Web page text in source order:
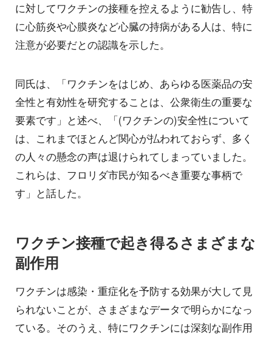
に対してワクチンの接種を控えるように勧告し、特
に心筋炎や心膜炎など心臓の持病がある人は、特に
注意が必要だとの認識を示した。
同氏は、「ワクチンをはじめ、あらゆる医薬品の安
全性と有効性を研究することは、公衆衛生の重要な
要素です」と述べ、「(ワクチンの)安全性について
は、これまでほとんど関心が払われておらず、多く
の人々の懸念の声は退けられてしまっていました。
これらは、フロリダ市民が知るべき重要な事柄で
す」と話した。
ワクチン接種で起き得るさまざまな
副作用
ワクチンは感染・重症化を予防する効果が大して見
られないことが、さまざまなデータで明らかになっ
ている。そのうえ、特にワクチンには深刻な副作用